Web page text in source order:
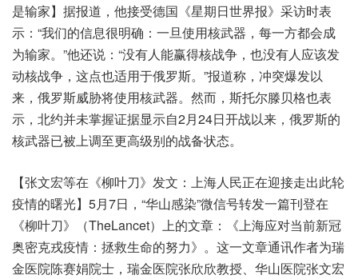
是输家】据报道，他接受德国《星期日世界报》采访时表
示：“我们的信息很明确：一旦使用核武器，每一方都会成
为输家。”他还说：“没有人能赢得核战争，也没有人应该发
动核战争，这点也适用于俄罗斯。”报道称，冲突爆发以
来，俄罗斯威胁将使用核武器。然而，斯托尔滕贝格也表
示，北约并未掌握证据显示自2月24日开战以来，俄罗斯的
核武器已被上调至更高级别的战备状态。
【张文宏等在《柳叶刀》发文：上海人民正在迎接走出此轮
疫情的曙光】5月7日，“华山感染”微信号转发一篇刊登在
《柳叶刀》（TheLancet）上的文章：《上海应对当前新冠
奥密克戎疫情：拯救生命的努力》。这一文章通讯作者为瑞
金医院陈赛娟院士，瑞金医院张欣欣教授、华山医院张文宏